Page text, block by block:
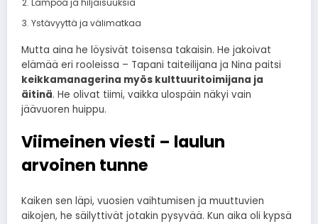
Lämpöä ja hiljaisuuksia
Ystävyyttä ja välimatkaa
Mutta aina he löysivät toisensa takaisin. He jakoivat
elämää eri rooleissa – Tapani taiteilijana ja Nina paitsi
keikkamanagerina myös kulttuuritoimijana ja
äitinä. He olivat tiimi, vaikka ulospäin näkyi vain
jäävuoren huippu.
Viimeinen viesti – laulun
arvoinen tunne
Kaiken sen läpi, vuosien vaihtumisen ja muuttuvien
aikojen, he säilyttivät jotakin pysyvää. Kun aika oli kypsä